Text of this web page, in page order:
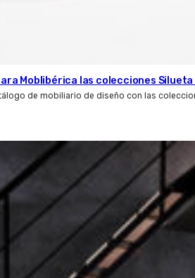
Moblibérica las colecciones Silueta
de mobiliario de diseño con las